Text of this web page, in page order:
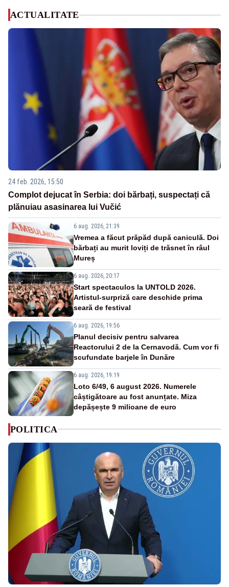
ACTUALITATE
24 feb. 2026, 15:50
Complot dejucat în Serbia: doi bărbați, suspectați că
plănuiau asasinarea lui Vučić
6 aug. 2026, 21:39
Vremea a făcut prăpăd după caniculă. Doi
bărbați au murit loviți de trăsnet în râul
Mureș
6 aug. 2026, 20:17
Start spectaculos la UNTOLD 2026.
Artistul-surpriză care deschide prima
seară de festival
6 aug. 2026, 19:56
Planul decisiv pentru salvarea
Reactorului 2 de la Cernavodă. Cum vor fi
scufundate barjele în Dunăre
6 aug. 2026, 19:19
Loto 6/49, 6 august 2026. Numerele
câștigătoare au fost anunțate. Miza
depășește 9 milioane de euro
POLITICA